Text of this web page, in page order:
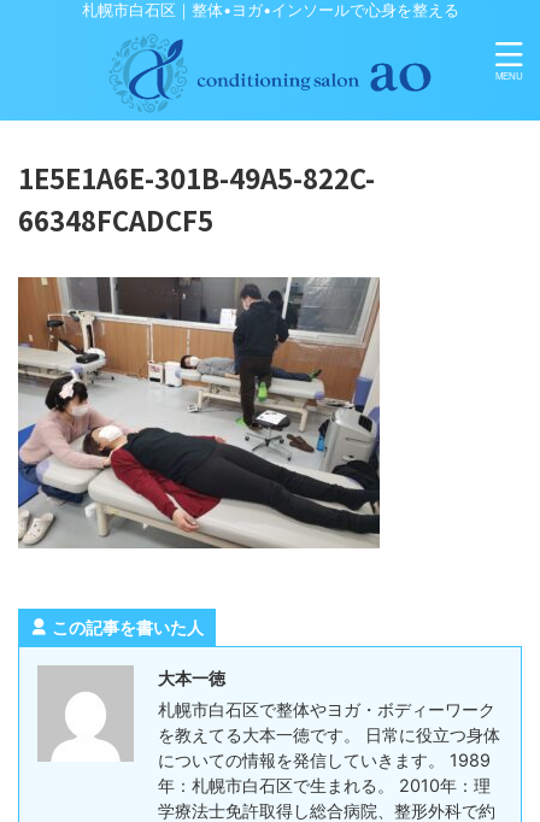
札幌市白石区｜整体•ヨガ•インソールで心身を整える
1E5E1A6E-301B-49A5-822C-
66348FCADCF5
この記事を書いた人
大本一徳
札幌市白石区で整体やヨガ・ボディーワーク
を教えてる大本一徳です。 日常に役立つ身体
についての情報を発信していきます。 1989
年：札幌市白石区で生まれる。 2010年：理
学療法士免許取得し総合病院、整形外科で約